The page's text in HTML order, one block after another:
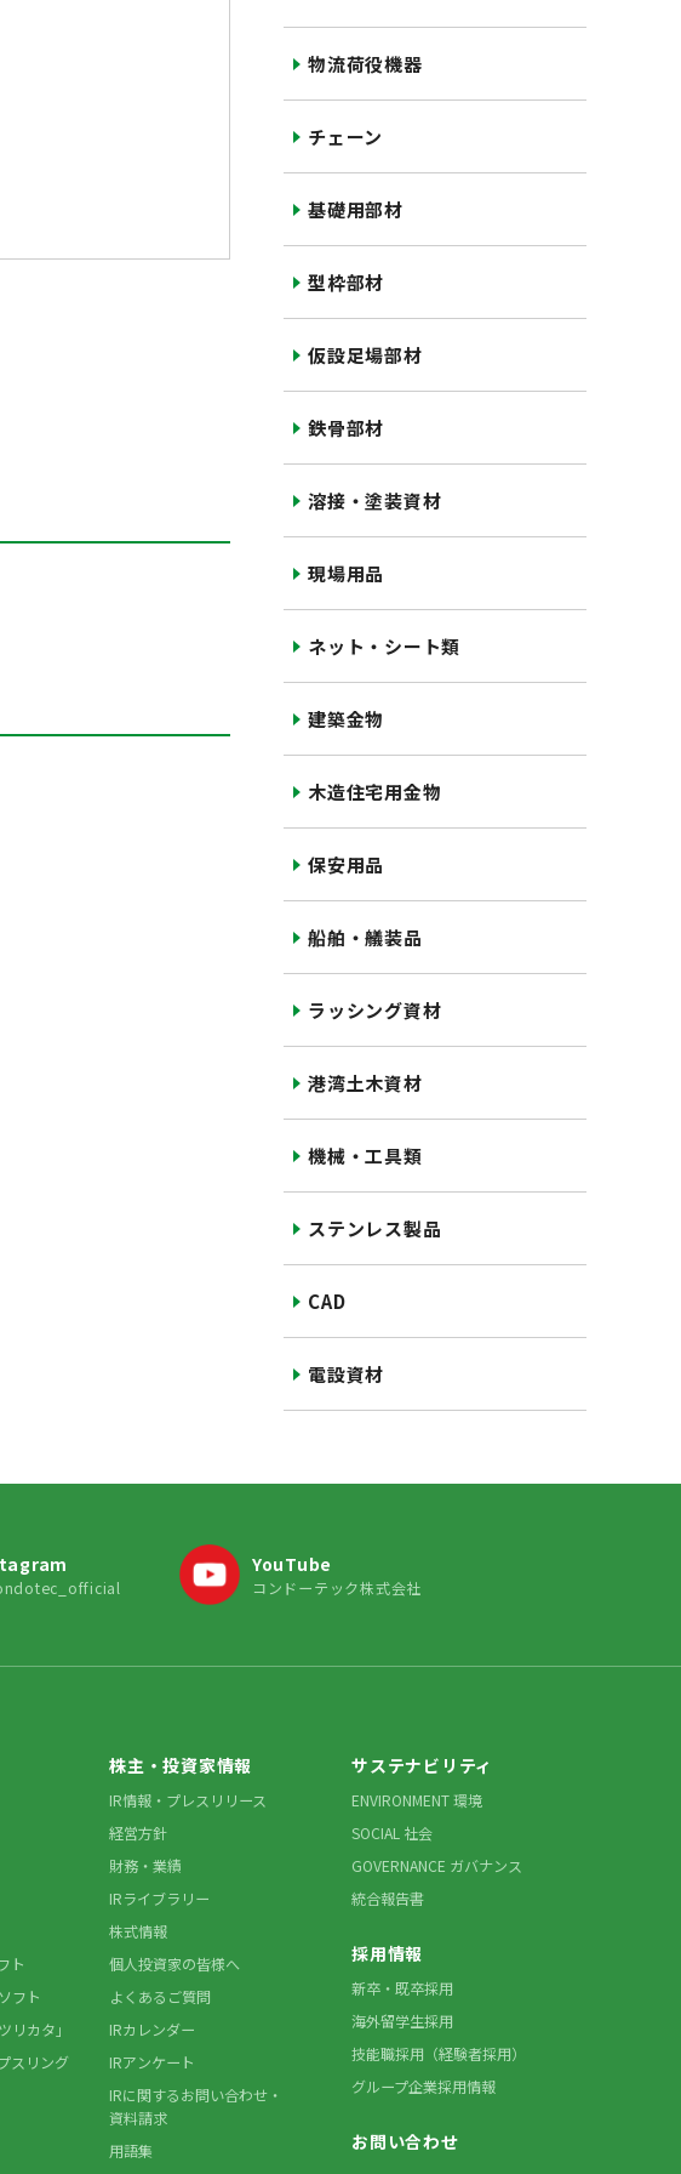
物流荷役機器
チェーン
基礎用部材
型枠部材
仮設足場部材
鉄骨部材
溶接・塗装資材
現場用品
ネット・シート類
建築金物
木造住宅用金物
保安用品
船舶・艤装品
ラッシング資材
港湾土木資材
機械・工具類
ステンレス製品
CAD
電設資材
YouTube
コンドーテック株式会社
ト
フト
リカタ」
スリング
株主・投資家情報
IR情報・プレスリリース
経営方針
財務・業績
IRライブラリー
株式情報
個人投資家の皆様へ
よくあるご質問
IRカレンダー
IRアンケート
IRに関するお問い合わせ・
資料請求
用語集
サステナビリティ
ENVIRONMENT 環境
SOCIAL 社会
GOVERNANCE ガバナンス
統合報告書
採用情報
新卒・既卒採用
海外留学生採用
技能職採用（経験者採用）
グループ企業採用情報
お問い合わせ